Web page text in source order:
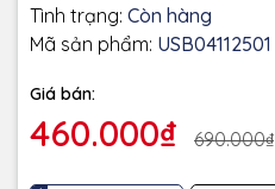
Tình trạng: Còn hàng
Mã sản phẩm: USB04112501
Giá bán:
460.000₫ 690.000₫